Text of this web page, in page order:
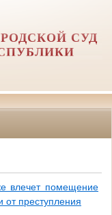
СУД
влечет помещение
от преступления